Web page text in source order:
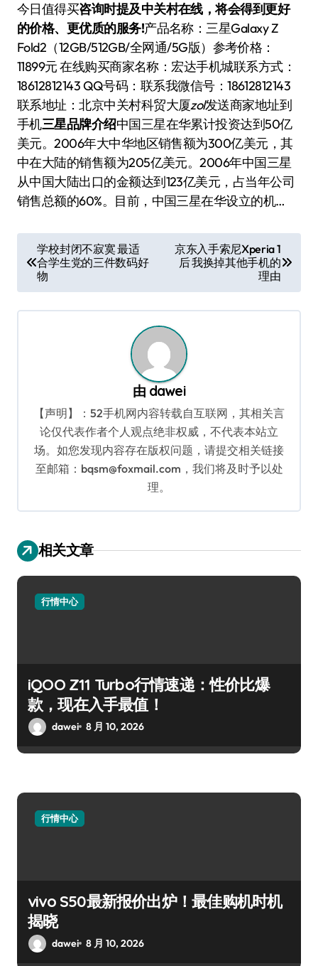
今日值得买咨询时提及中关村在线，将会得到更好
的价格、更优质的服务!产品名称：三星Galaxy Z
Fold2（12GB/512GB/全网通/5G版） 参考价格：
11899元 在线购买商家名称：宏达手机城联系方式：
18612812143 QQ号码： 联系我微信号：18612812143
联系地址：北京中关村科贸大厦zol发送商家地址到
手机三星品牌介绍中国三星在华累计投资达到50亿
美元。2006年大中华地区销售额为300亿美元，其
中在大陆的销售额为205亿美元。2006年中国三星
从中国大陆出口的金额达到123亿美元，占当年公司
销售总额的60%。目前，中国三星在华设立的机…
章
导
航
学校封闭不寂寞 最适
合学生党的三件数码好
物
京东入手索尼Xperia 1
后 我换掉其他手机的
理由
由 dawei
【声明】：52手机网内容转载自互联网，其相关言
论仅代表作者个人观点绝非权威，不代表本站立
场。如您发现内容存在版权问题，请提交相关链接
至邮箱：bqsm@foxmail.com，我们将及时予以处
理。
相关文章
行情中心
iQOO Z11 Turbo行情速递：性价比爆
款，现在入手最值！
dawei 8 月 10, 2026
行情中心
vivo S50最新报价出炉！最佳购机时机
揭晓
dawei 8 月 10, 2026